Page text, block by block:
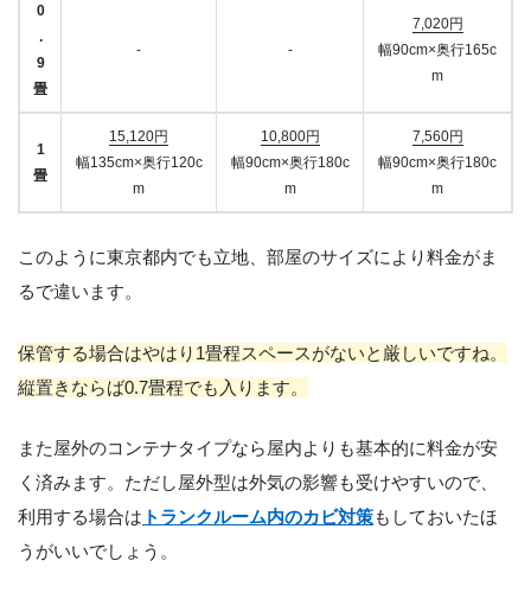
0
.
9
畳
- -
7,020円
幅90cm×奥行165c
m
1
畳
15,120円
幅135cm×奥行120c
m
10,800円
幅90cm×奥行180c
m
7,560円
幅90cm×奥行180c
m
このように東京都内でも立地、部屋のサイズにより料金がま
るで違います。
保管する場合はやはり1畳程スペースがないと厳しいですね。
縦置きならば0.7畳程でも入ります。
また屋外のコンテナタイプなら屋内よりも基本的に料金が安
く済みます。ただし屋外型は外気の影響も受けやすいので、
利用する場合は トランクルーム内のカビ対策もしておいたほ
うがいいでしょう。